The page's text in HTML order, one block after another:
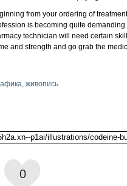
from your ordering of
is becoming quite
technician will need certain
and strength and go grab the
живопись
0